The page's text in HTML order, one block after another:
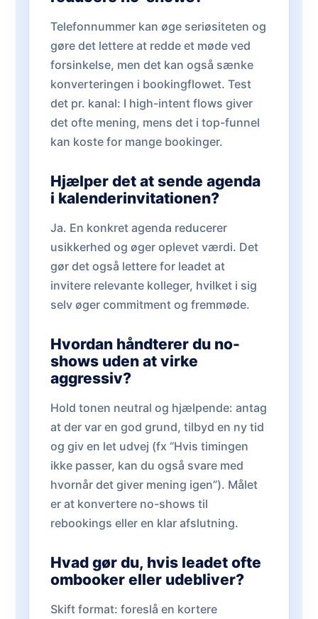
Telefonnummer kan øge seriøsiteten og
gøre det lettere at redde et møde ved
forsinkelse, men det kan også sænke
konverteringen i bookingflowet. Test
det pr. kanal: I high-intent flows giver
det ofte mening, mens det i top-funnel
kan koste for mange bookinger.
Hjælper det at sende agenda
i kalenderinvitationen?
Ja. En konkret agenda reducerer
usikkerhed og øger oplevet værdi. Det
gør det også lettere for leadet at
invitere relevante kolleger, hvilket i sig
selv øger commitment og fremmøde.
Hvordan håndterer du no-
shows uden at virke
aggressiv?
Hold tonen neutral og hjælpende: antag
at der var en god grund, tilbyd en ny tid
og giv en let udvej (fx “Hvis timingen
ikke passer, kan du også svare med
hvornår det giver mening igen”). Målet
er at konvertere no-shows til
rebookings eller en klar afslutning.
Hvad gør du, hvis leadet ofte
ombooker eller udebliver?
Skift format: foreslå en kortere